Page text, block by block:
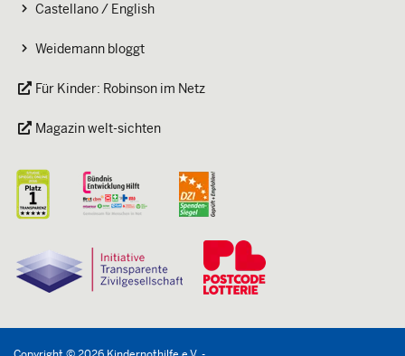
Castellano / English
Weidemann bloggt
Für Kinder: Robinson im Netz
Magazin welt-sichten